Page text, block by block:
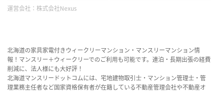
運営会社： 株式会社Nexus
北海道の家具家電付きウィークリーマンション・マンスリーマンション情
報！マンスリー＋ウィークリーでのご利用も可能です。連泊・長期出張の経費
削減に、法人様にも大好評！
北海道マンスリードットコムには、宅地建物取引士・マンション管理士・管
理業務主任者など国家資格保有者が在籍している不動産管理会社や不動産オ